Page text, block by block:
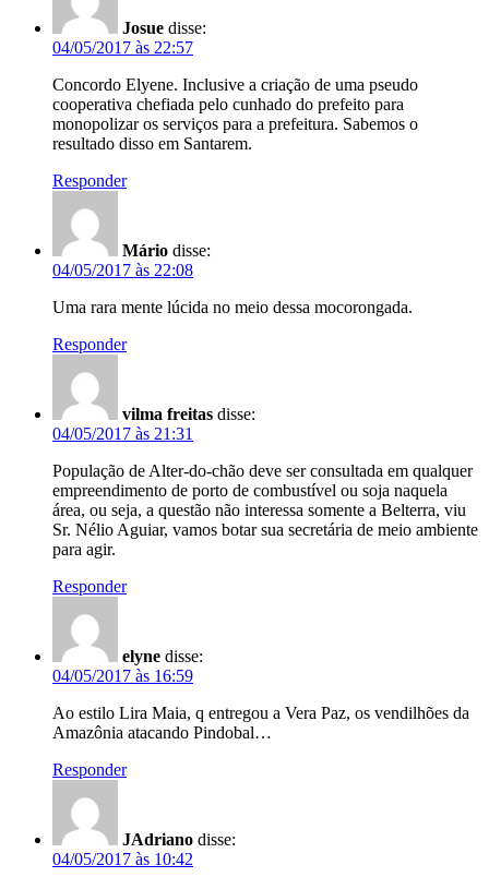
Josue disse:
04/05/2017 às 22:57
Concordo Elyene. Inclusive a criação de uma pseudo
cooperativa chefiada pelo cunhado do prefeito para
monopolizar os serviços para a prefeitura. Sabemos o
resultado disso em Santarem.
Responder
Mário disse:
04/05/2017 às 22:08
Uma rara mente lúcida no meio dessa mocorongada.
Responder
vilma freitas disse:
04/05/2017 às 21:31
População de Alter-do-chão deve ser consultada em qualquer
empreendimento de porto de combustível ou soja naquela
área, ou seja, a questão não interessa somente a Belterra, viu
Sr. Nélio Aguiar, vamos botar sua secretária de meio ambiente
para agir.
Responder
elyne disse:
04/05/2017 às 16:59
Ao estilo Lira Maia, q entregou a Vera Paz, os vendilhões da
Amazônia atacando Pindobal…
Responder
JAdriano disse:
04/05/2017 às 10:42